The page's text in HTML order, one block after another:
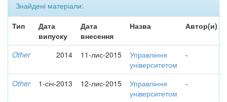
Знайдені матеріали:
Тип
Дата
випуску
Дата
внесення
Назва Автор(и)
Other 2014 11-лис-2015
Управління
університетом
-
Other 1-січ-2013 12-лис-2015
Управління
університетом
-